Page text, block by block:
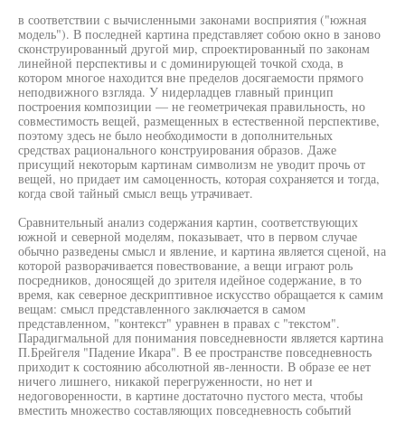
в соответствии с вычисленными законами восприятия ("южная
модель"). В последней картина представляет собою окно в заново
сконструированный другой мир, спроектированный по законам
линейной перспективы и с доминирующей точкой схода, в
котором многое находится вне пределов досягаемости прямого
неподвижного взгляда. У нидерладцев главный принцип
построения композиции — не геометричекая правильность, но
совместимость вещей, размещенных в естественной перспективе,
поэтому здесь не было необходимости в дополнительных
средствах рационального конструирования образов. Даже
присущий некоторым картинам символизм не уводит прочь от
вещей, но придает им самоценность, которая сохраняется и тогда,
когда свой тайный смысл вещь утрачивает.
Сравнительный анализ содержания картин, соответствующих
южной и северной моделям, показывает, что в первом случае
обычно разведены смысл и явление, и картина является сценой, на
которой разворачивается повествование, а вещи играют роль
посредников, доносящей до зрителя идейное содержание, в то
время, как северное дескриптивное искусство обращается к самим
вещам: смысл представленного заключается в самом
представленном, "контекст" уравнен в правах с "текстом".
Парадигмальной для понимания повседневности является картина
П.Брейгеля "Падение Икара". В ее пространстве повседневность
приходит к состоянию абсолютной яв-ленности. В образе ее нет
ничего лишнего, никакой перегруженности, но нет и
недоговоренности, в картине достаточно пустого места, чтобы
вместить множество составляющих повседневность событий